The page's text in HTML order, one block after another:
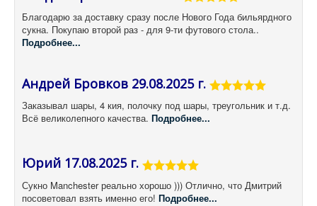
Благодарю за доставку сразу после Нового Года бильярдного
сукна. Покупаю второй раз - для 9-ти футового стола..
Подробнее...
Андрей Бровков 29.08.2025 г.
Заказывал шары, 4 кия, полочку под шары, треугольник и т.д.
Всё великолепного качества. Подробнее...
Юрий 17.08.2025 г.
Сукно Manchester реально хорошо ))) Отлично, что Дмитрий
посоветовал взять именно его! Подробнее...